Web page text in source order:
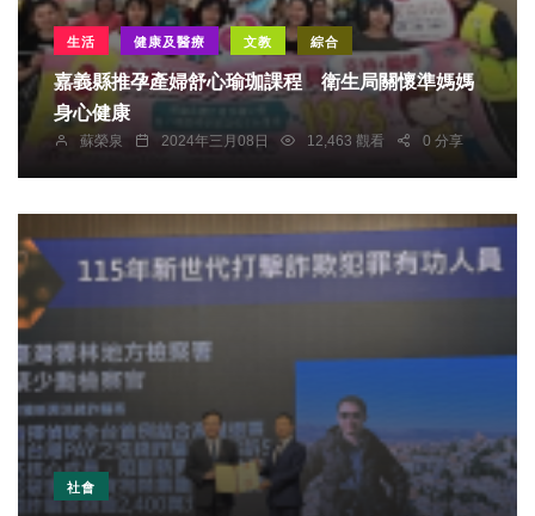
生活 健康及醫療 文教 綜合
嘉義縣推孕產婦舒心瑜珈課程 衛生局關懷準媽媽
身心健康
蘇榮泉 2024年三月08日 12,463 觀看 0 分享
社會